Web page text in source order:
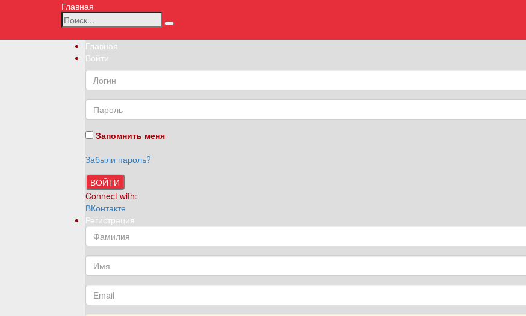
Главная
Главная
Войти
Запомнить меня
Забыли пароль?
ВОЙТИ
Connect with:
ВКонтакте
Регистрация